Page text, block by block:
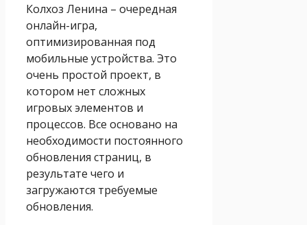
Колхоз Ленина – очередная
онлайн-игра,
оптимизированная под
мобильные устройства. Это
очень простой проект, в
котором нет сложных
игровых элементов и
процессов. Все основано на
необходимости постоянного
обновления страниц, в
результате чего и
загружаются требуемые
обновления.